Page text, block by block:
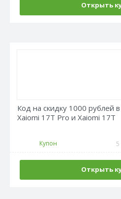
Открыть
Код на скидку 1000 рублей
Xaiomi 17T Pro и Xaiomi 17T
Купон
Открыть